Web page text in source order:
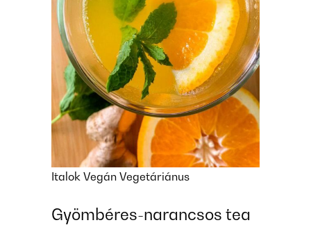
Italok Vegán Vegetáriánus
Gyömbéres-narancsos tea